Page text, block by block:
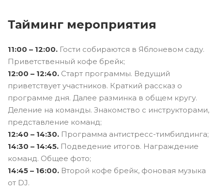
Тайминг мероприятия
11:00 – 12:00. Гости собираются в Яблоневом саду.
Приветственный кофе брейк;
12:00 – 12:40. Старт программы. Ведущий
приветствует участников. Краткий рассказ о
программе дня. Далее разминка в общем кругу.
Деление на команды. Знакомство с инструкторами,
представление команд;
12:40 – 14:30. Программа антистресс-тимбилдинга;
14:30 – 14:45. Подведение итогов. Награждение
команд. Общее фото;
14:45 – 16:00. Второй кофе брейк, фоновая музыка
от DJ.